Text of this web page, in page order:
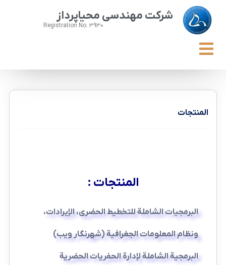
شرکت مهندسی محیاپرداز
Registration No. 3930
المنتجات
المنتجات :
البرمجيات الشاملة للتخطيط الحضري، الإيرادات،
ونظام المعلومات الجغرافية (شهرنگار ويب)
البرمجية الشاملة لإدارة الحفريات الحضرية